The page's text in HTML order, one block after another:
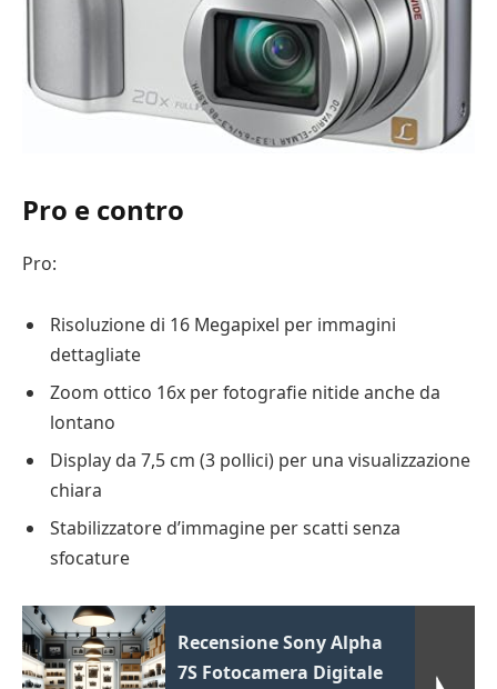
Pro e contro
Pro:
Risoluzione di 16 Megapixel per immagini
dettagliate
Zoom ottico 16x per fotografie nitide anche da
lontano
Display da 7,5 cm (3 pollici) per una visualizzazione
chiara
Stabilizzatore d’immagine per scatti senza
sfocature
Recensione Sony Alpha
7S Fotocamera Digitale